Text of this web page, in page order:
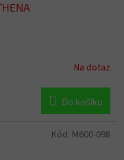
Na dotaz
Do košíku
Kód: M600-098